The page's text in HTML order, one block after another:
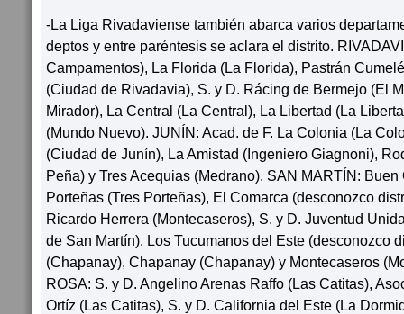
-La Liga Rivadaviense también abarca varios
deptos y entre paréntesis se aclara el distrito.
Campamentos), La Florida (La Florida), Pastrán
(Ciudad de Rivadavia), S. y D. Rácing de Bermejo (El
Mirador), La Central (La Central), La Libertad (La
(Mundo Nuevo). JUNÍN: Acad. de F. La Colonia (La
(Ciudad de Junín), La Amistad (Ingeniero Giagnoni),
Peña) y Tres Acequias (Medrano). SAN MARTÍN: Buen
Porteñas (Tres Porteñas), El Comarca (desconozco
Ricardo Herrera (Montecaseros), S. y D. Juventud
de San Martín), Los Tucumanos del Este (desconozco
(Chapanay), Chapanay (Chapanay) y Montecaseros
ROSA: S. y D. Angelino Arenas Raffo (Las Catitas),
Ortíz (Las Catitas), S. y D. California del Este (La